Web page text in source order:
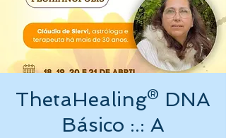
ThetaHealing® DNA
Básico :.: A